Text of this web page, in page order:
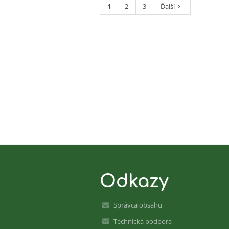
1 2 3 Ďalší
Odkazy
Správca obsahu
Technická podpora